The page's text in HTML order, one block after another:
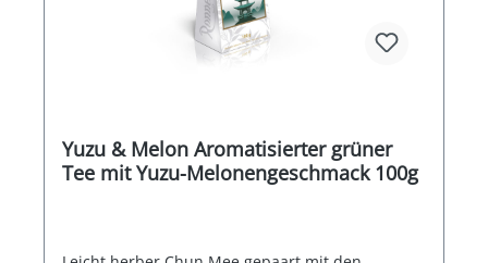
Yuzu & Melon Aromatisierter grüner
Tee mit Yuzu-Melonengeschmack 100g